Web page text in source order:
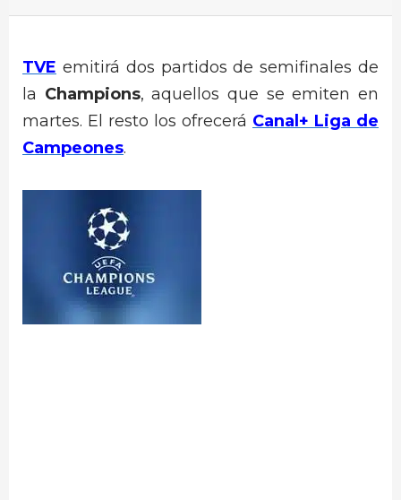
TVE emitirá dos partidos de semifinales de
la Champions, aquellos que se emiten en
martes. El resto los ofrecerá Canal+ Liga de
Campeones.